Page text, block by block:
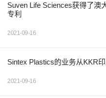
Suven Life Sciences获得了澳
专利
2021-09-16
Sintex Plastics的业务从KKR
2021-09-16